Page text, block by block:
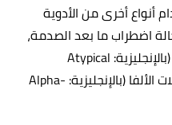
أنواع أخرى من الأدوية
اضطراب ما بعد الصدمة،
مثل: مضادات الذهان غير النمطية (بالإنجليزية: Atypical
antipsychotics)، وحاصرات مستقبلات الألفا (بالإنجليزية: Alpha-